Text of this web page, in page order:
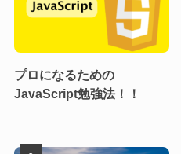
プロになるための
JavaScript勉強法！！